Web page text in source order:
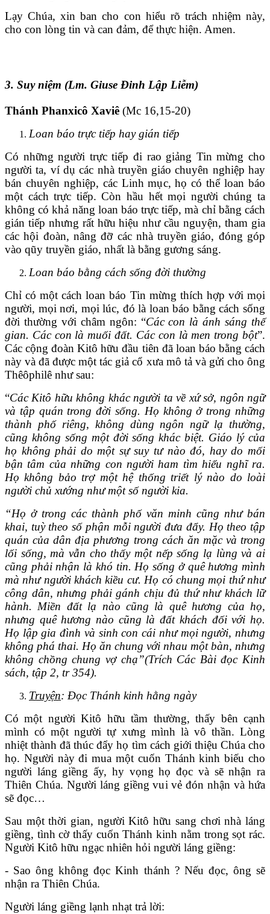
Lạy Chúa, xin ban cho con hiểu rõ trách nhiệm này,
cho con lòng tin và can đảm, để thực hiện. Amen.
3. Suy niệm (Lm. Giuse Đinh Lập Liễm)
Thánh Phanxicô Xaviê (Mc 16,15-20)
Loan báo trực tiếp hay gián tiếp
Có những người trực tiếp đi rao giảng Tin mừng cho
người ta, ví dụ các nhà truyền giáo chuyên nghiệp hay
bán chuyên nghiệp, các Linh mục, họ có thể loan báo
một cách trực tiếp. Còn hầu hết mọi người chúng ta
không có khả năng loan báo trực tiếp, mà chỉ bằng cách
gián tiếp nhưng rất hữu hiệu như cầu nguyện, tham gia
các hội đoàn, nâng đỡ các nhà truyền giáo, đóng góp
vào qũy truyền giáo, nhất là bằng gương sáng.
Loan báo bằng cách sống đời thường
Chỉ có một cách loan báo Tin mừng thích hợp với mọi
người, mọi nơi, mọi lúc, đó là loan báo bằng cách sống
đời thường với châm ngôn: “Các con là ánh sáng thế
gian. Các con là muối đất. Các con là men trong bột”.
Các cộng đoàn Kitô hữu đầu tiên đã loan báo bằng cách
này và đã được một tác giả cổ xưa mô tả và gửi cho ông
Thêôphilê như sau:
“Các Kitô hữu không khác người ta về xứ sở, ngôn ngữ
và tập quán trong đời sống. Họ không ở trong những
thành phố riêng, không dùng ngôn ngữ lạ thường,
cũng không sống một đời sống khác biệt. Giáo lý của
họ không phải do một sự suy tư nào đó, hay do mối
bận tâm của những con người ham tìm hiểu nghĩ ra.
Họ không bảo trợ một hệ thống triết lý nào do loài
người chủ xướng như một số người kia.
“Họ ở trong các thành phố văn minh cũng như bán
khai, tuỳ theo số phận mỗi người đưa đẩy. Họ theo tập
quán của dân địa phương trong cách ăn mặc và trong
lối sống, mà vẫn cho thấy một nếp sống lạ lùng và ai
cũng phải nhận là khó tin. Họ sống ở quê hương mình
mà như người khách kiều cư. Họ có chung mọi thứ như
công dân, nhưng phải gánh chịu đủ thứ như khách lữ
hành. Miền đất lạ nào cũng là quê hương của họ,
nhưng quê hương nào cũng là đất khách đối với họ.
Họ lập gia đình và sinh con cái như mọi người, nhưng
không phá thai. Họ ăn chung với nhau một bàn, nhưng
không chồng chung vợ chạ”(Trích Các Bài đọc Kinh
sách, tập 2, tr 354).
Truyện: Đọc Thánh kinh hằng ngày
Có một người Kitô hữu tầm thường, thấy bên cạnh
mình có một người tự xưng mình là vô thần. Lòng
nhiệt thành đã thúc đẩy họ tìm cách giới thiệu Chúa cho
họ. Người này đi mua một cuốn Thánh kinh biếu cho
người láng giềng ấy, hy vọng họ đọc và sẽ nhận ra
Thiên Chúa. Người láng giềng vui vẻ đón nhận và hứa
sẽ đọc…
Sau một thời gian, người Kitô hữu sang chơi nhà láng
giềng, tình cờ thấy cuốn Thánh kinh nằm trong sọt rác.
Người Kitô hữu ngạc nhiên hỏi người láng giềng:
- Sao ông không đọc Kinh thánh ? Nếu đọc, ông sẽ
nhận ra Thiên Chúa.
Người láng giềng lạnh nhạt trả lời: